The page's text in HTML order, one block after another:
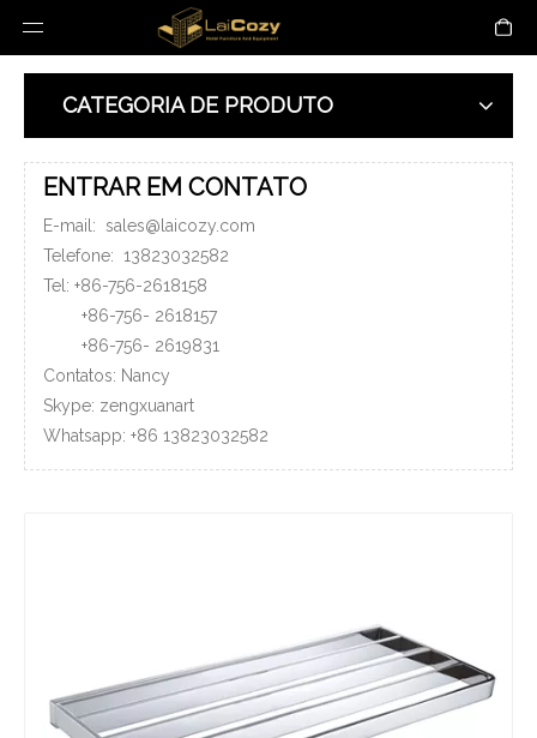
CATEGORIA DE PRODUTO
ENTRAR EM CONTATO
E-mail: sales@laicozy.com
Telefone: 13823032582
Tel: +86-756-2618158
+86-756- 2618157
+86-756- 2619831
Contatos: Nancy
Skype: zengxuanart
Whatsapp: +86 13823032582